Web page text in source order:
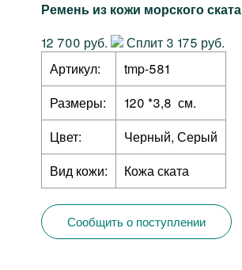
Ремень из кожи морского ската
12 700 руб.
Сплит 3 175 руб.
Артикул:
tmp-581
Размеры:
120 *3,8 см.
Цвет:
Черный, Серый
Вид кожи:
Кожа ската
Сообщить о поступлении